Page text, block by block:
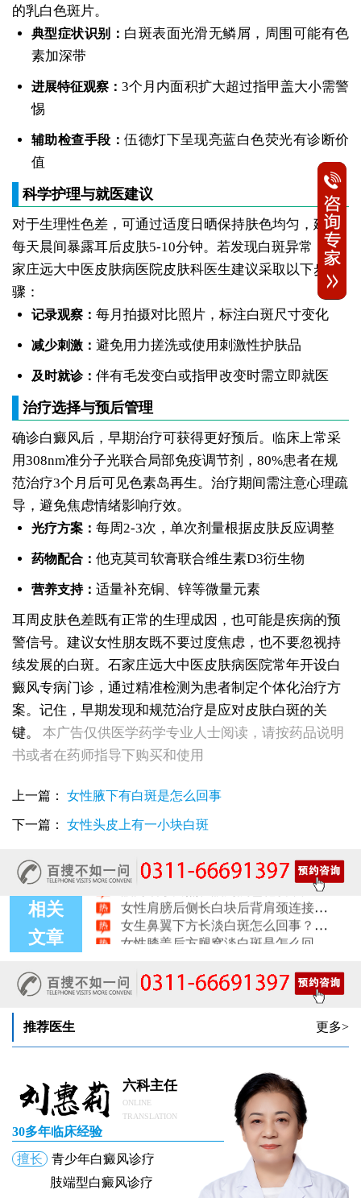
的乳白色斑片。
典型症状识别： 白斑表面光滑无鳞屑，周围可能有色
素加深带
进展特征观察：3个月内面积扩大超过指甲盖大小需警
惕
辅助检查手段：伍德灯下呈现亮蓝白色荧光有诊断价
值
科学护理与就医建议
对于生理性色差，可通过适度日晒保持肤色均匀，建议
每天晨间暴露耳后皮肤5-10分钟。若发现白斑异常，石
家庄远大中医皮肤病医院皮肤科医生建议采取以下步
骤：
记录观察： 每月拍摄对比照片，标注白斑尺寸变化
减少刺激： 避免用力搓洗或使用刺激性护肤品
及时就诊： 伴有毛发变白或指甲改变时需立即就医
治疗选择与预后管理
确诊白癜风后，早期治疗可获得更好预后。临床上常采
用308nm准分子光联合局部免疫调节剂，80%患者在规
范治疗3个月后可见色素岛再生。治疗期间需注意心理疏
导，避免焦虑情绪影响疗效。
光疗方案： 每周2-3次，单次剂量根据皮肤反应调整
药物配合： 他克莫司软膏联合维生素D3衍生物
营养支持： 适量补充铜、锌等微量元素
耳周皮肤色差既有正常的生理成因，也可能是疾病的预
警信号。建议女性朋友既不要过度焦虑，也不要忽视持
续发展的白斑。石家庄远大中医皮肤病医院常年开设白
癜风专病门诊，通过精准检测为患者制定个体化治疗方
案。记住，早期发现和规范治疗是应对皮肤白斑的关
键。
本广告仅供医学药学专业人士阅读，请按药品说明
书或者在药师指导下购买和使用
上一篇： 女性腋下有白斑是怎么回事
下一篇： 女性头皮上有一小块白斑
相关
文章
女性后背腰窝长小白点凹陷处色素变淡，是白癜风早期症状吗
女生脚踝骨节凸起处长白斑 脱色原因与应对方法
女性全身零星长浅白点多处小块白斑是什么
女性手指关节长小白块指关节发白会不会扩
眼角细小白点、眼周浅色斑块，严重吗
女性肩膀后侧长白块后背肩颈连接处发白怎么回事
女生鼻翼下方长淡白斑怎么回事？鼻下皮肤发白原因详解
女性膝盖后方腿窝淡白斑是怎么回事 隐蔽处白斑咨询
女生小腿迎面骨长白斑，腿部正面发白解答
女生手腕外侧长小白斑且日常活动发白，警惕白癜风信号
女生后腰中间长淡色斑腰部正中发白要紧吗
推荐医生 更多>
六科主任
ONLINE
TRANSLATION
30多年临床经验
擅长
青少年白癜风诊疗
肢端型白癜风诊疗